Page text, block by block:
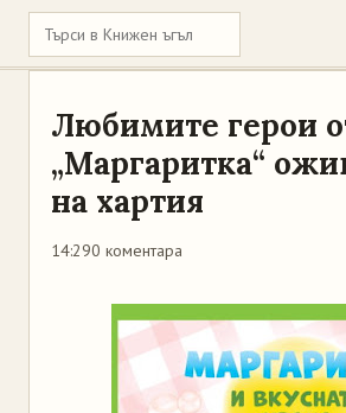
Любимите герои
„Маргаритка“
на хартия
14:290 коментара